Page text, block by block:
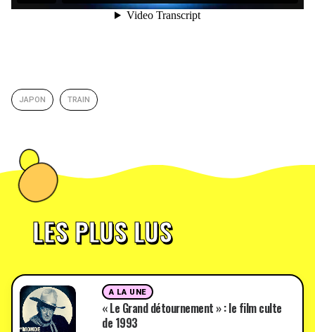
JAPON TRAIN
LES PLUS LUS
A LA UNE
« Le Grand détournement » : le film culte
de 1993